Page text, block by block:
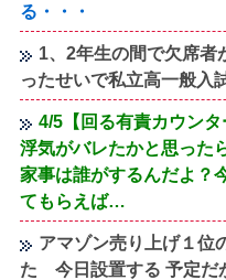
る・・・
1、2年生の間で欠席者
ったせいで私立高一般入
4/5【回る有責カウンタ
浮気がバレたかと思った
家事は誰がするんだよ？
てもらえば…
アマゾン売り上げ１位
た 今日設置する 予定だ